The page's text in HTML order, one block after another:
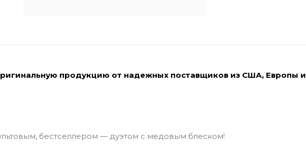
продукцию от надежных поставщиков из США, Европы и
бестселлером — дуэтом с медовым блеском!